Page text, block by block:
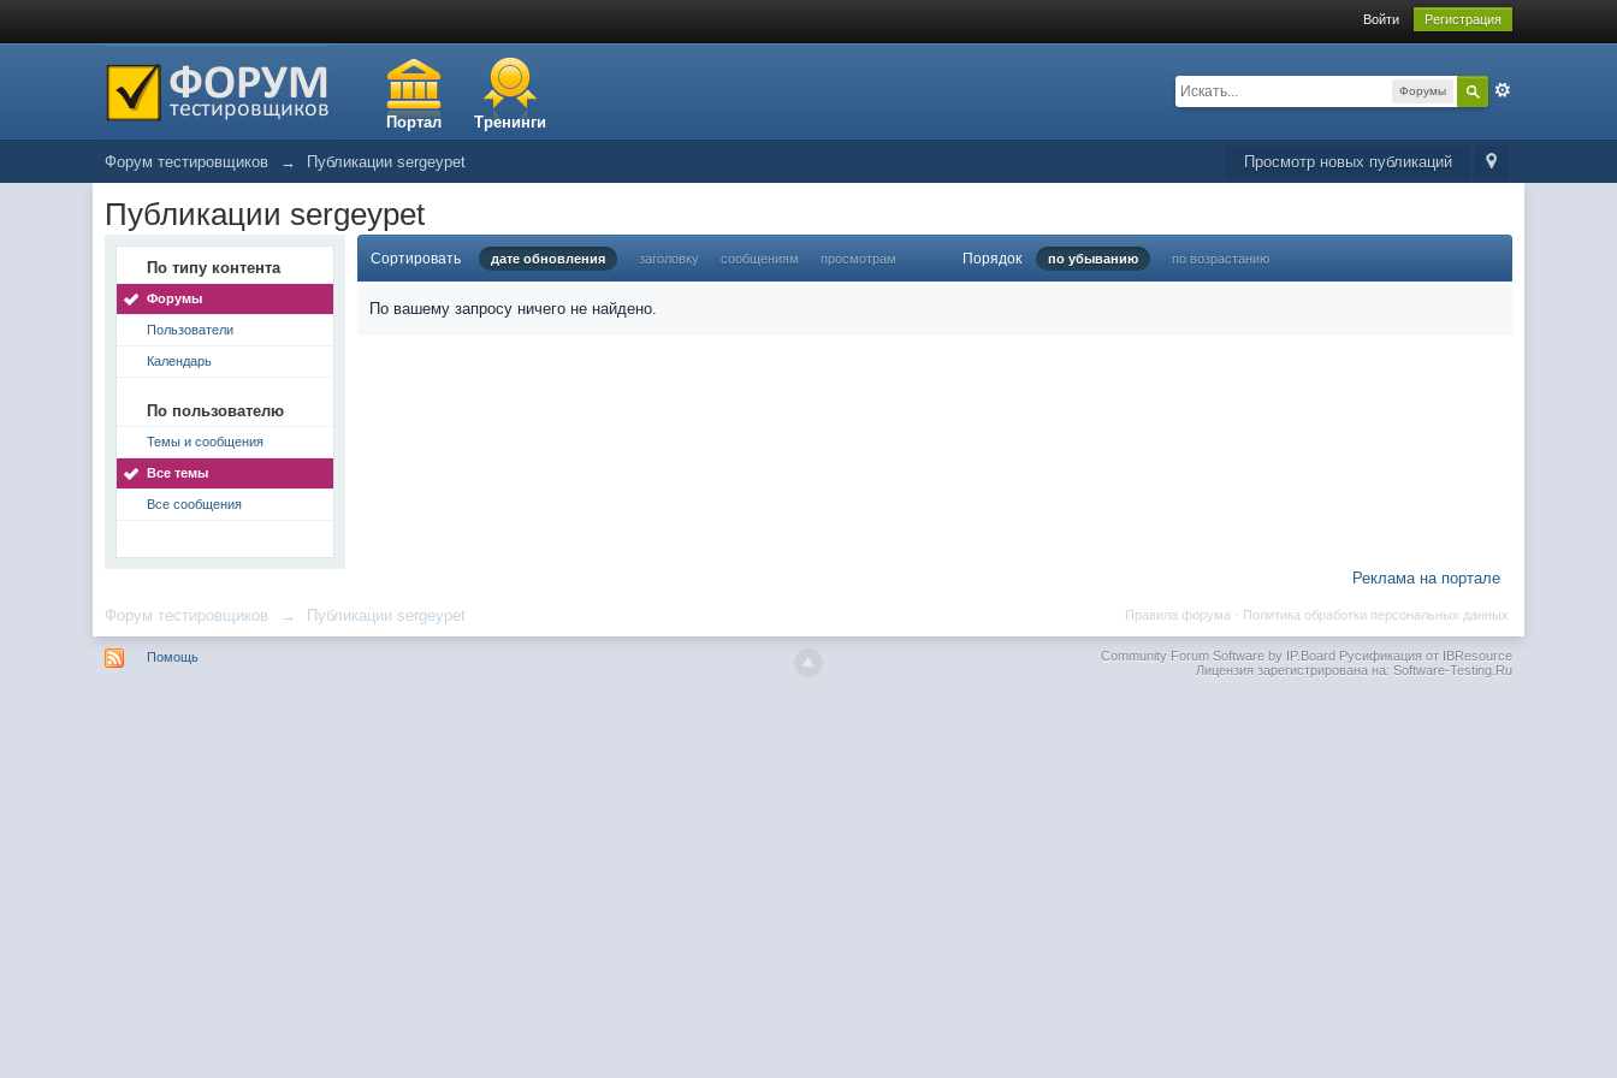
Войти Регистрация
Портал Тренинги
Форумы
Просмотр новых публикаций
Форум тестировщиков → Публикации sergeypet
Публикации sergeypet
По типу контента
Форумы
Пользователи
Календарь
По пользователю
Темы и сообщения
Все темы
Все сообщения
Сортировать дате обновления заголовку сообщениям просмотрам Порядок по убыванию по возрастанию
По вашему запросу ничего не найдено.
Реклама на портале
Форум тестировщиков → Публикации sergeypet Политика обработки персональных данных
Правила форума ·
Помощь Community Forum Software by IP.BoardРусификация от IBResource
Лицензия зарегистрирована на: Software-Testing.Ru